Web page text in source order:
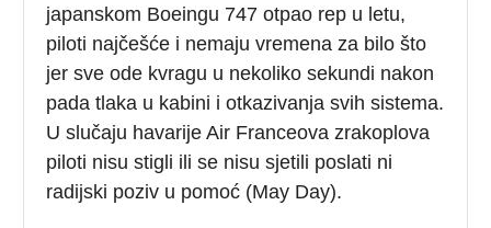
japanskom Boeingu 747 otpao rep u letu,
piloti najčešće i nemaju vremena za bilo što
jer sve ode kvragu u nekoliko sekundi nakon
pada tlaka u kabini i otkazivanja svih sistema.
U slučaju havarije Air Franceova zrakoplova
piloti nisu stigli ili se nisu sjetili poslati ni
radijski poziv u pomoć (May Day).